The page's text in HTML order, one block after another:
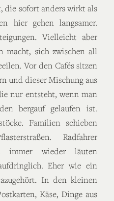
die sofort anders wirkt als
hier gehen langsamer.
Vielleicht aber
macht, sich zwischen all
Vor den Cafés sitzen
und dieser Mischung aus
nur entsteht, wenn man
bergauf gelaufen ist.
Familien schieben
Radfahrer
immer wieder läuten
Eher wie ein
In den kleinen
Käse, Dinge aus